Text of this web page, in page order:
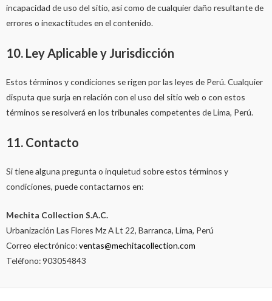
incapacidad de uso del sitio, así como de cualquier daño resultante de
errores o inexactitudes en el contenido.
10. Ley Aplicable y Jurisdicción
Estos términos y condiciones se rigen por las leyes de Perú. Cualquier
disputa que surja en relación con el uso del sitio web o con estos
términos se resolverá en los tribunales competentes de Lima, Perú.
11. Contacto
Si tiene alguna pregunta o inquietud sobre estos términos y
condiciones, puede contactarnos en:
Mechita Collection S.A.C.
Urbanización Las Flores Mz A Lt 22, Barranca, Lima, Perú
Correo electrónico:ventas@mechitacollection.com
Teléfono: 903054843